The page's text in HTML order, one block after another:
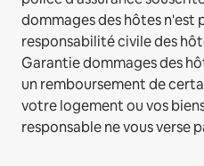
dommages des hôtes n'est
responsabilité civile des
Garantie dommages des
un remboursement de
votre logement ou vos
responsable ne vous verse